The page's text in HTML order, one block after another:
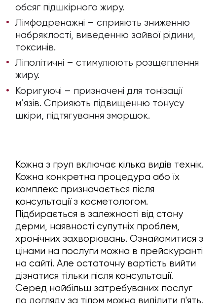
обсяг підшкірного жиру.
Лімфодренажні – сприяють зниженню
набряклості, виведенню зайвої рідини,
токсинів.
Ліполітичні – стимулюють розщеплення
жиру.
Коригуючі – призначені для тонізації
м’язів. Сприяють підвищенню тонусу
шкіри, підтягування зморшок.
Кожна з груп включає кілька видів технік.
Кожна конкретна процедура або їх
комплекс призначається після
консультації з косметологом.
Підбирається в залежності від стану
дерми, наявності супутніх проблем,
хронічних захворювань. Ознайомитися з
цінами на послуги можна в прейскуранті
на сайті. Але остаточну вартість вийти
дізнатися тільки після консультації.
Серед найбільш затребуваних послуг
по догляду за тілом можна виділити п'ять.